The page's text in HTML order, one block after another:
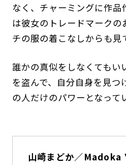
なく、チャーミングに作
は彼女のトレードマークの
チの服の着こなしからも見
誰かの真似をしなくてもい
を盗んで、自分自身を見つ
の人だけのパワーとなって
山崎まどか／Madoka